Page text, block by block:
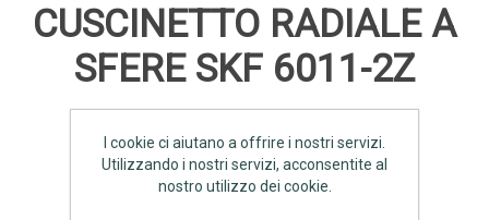
CUSCINETTO RADIALE A
SFERE SKF 6011-2Z
SCHEDA TECNICA
I cookie ci aiutano a offrire i nostri servizi.
Utilizzando i nostri servizi, acconsentite al
nostro utilizzo dei cookie.